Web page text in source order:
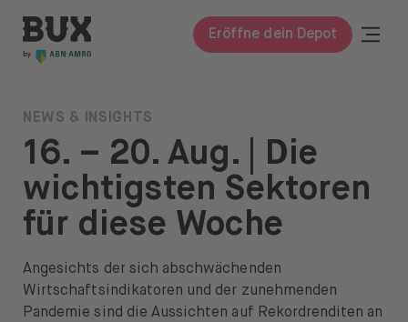
BUX | Mach mehr mit deinem Geld DE
Eröffne dein Depot
BUX Prime
Preise
Wissen
Wissen
Glossar
Investieren lernen
16. – 20. Aug. | Die
wichtigsten Sektoren
für diese Woche
NEWS & INSIGHTS
Angesichts der sich abschwächenden
Wirtschaftsindikatoren und der zunehmenden
Pandemie sind die Aussichten auf Rekordrenditen an